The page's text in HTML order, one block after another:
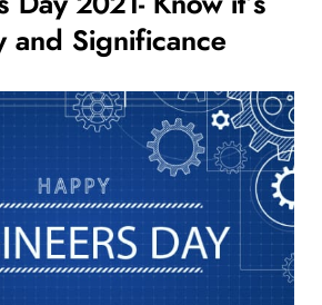
and Significance